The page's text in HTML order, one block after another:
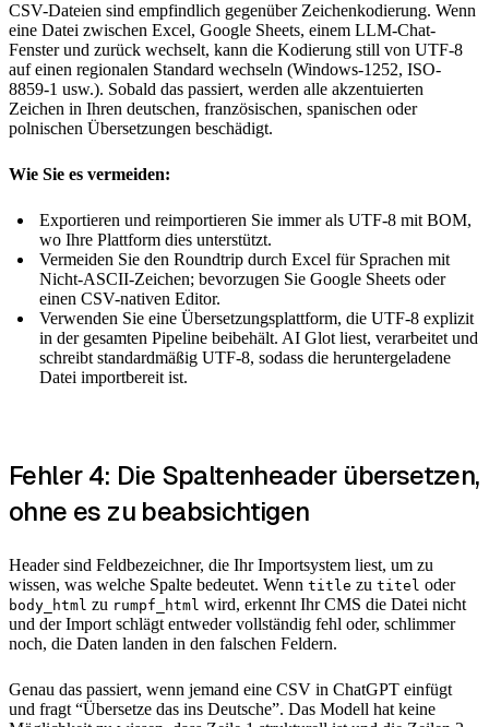
CSV-Dateien sind empfindlich gegenüber Zeichenkodierung. Wenn
eine Datei zwischen Excel, Google Sheets, einem LLM-Chat-
Fenster und zurück wechselt, kann die Kodierung still von UTF-8
auf einen regionalen Standard wechseln (Windows-1252, ISO-
8859-1 usw.). Sobald das passiert, werden alle akzentuierten
Zeichen in Ihren deutschen, französischen, spanischen oder
polnischen Übersetzungen beschädigt.
Wie Sie es vermeiden:
Exportieren und reimportieren Sie immer als UTF-8 mit BOM,
wo Ihre Plattform dies unterstützt.
Vermeiden Sie den Roundtrip durch Excel für Sprachen mit
Nicht-ASCII-Zeichen; bevorzugen Sie Google Sheets oder
einen CSV-nativen Editor.
Verwenden Sie eine Übersetzungsplattform, die UTF-8 explizit
in der gesamten Pipeline beibehält. AI Glot liest, verarbeitet und
schreibt standardmäßig UTF-8, sodass die heruntergeladene
Datei importbereit ist.
Fehler 4: Die Spaltenheader übersetzen,
ohne es zu beabsichtigen
Header sind Feldbezeichner, die Ihr Importsystem liest, um zu
wissen, was welche Spalte bedeutet. Wenn title zu titel oder
body_html zu rumpf_html wird, erkennt Ihr CMS die Datei nicht
und der Import schlägt entweder vollständig fehl oder, schlimmer
noch, die Daten landen in den falschen Feldern.
Genau das passiert, wenn jemand eine CSV in ChatGPT einfügt
und fragt “Übersetze das ins Deutsche”. Das Modell hat keine